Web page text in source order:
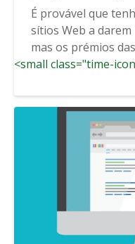
É provável que
sítios Web a
mas os prémios
<small class="time-